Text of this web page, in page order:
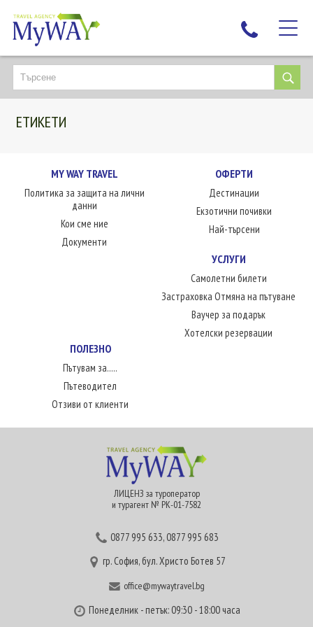
НАЙ-ТЪРСЕНИ
ДЕСТИНАЦИИ
ЕКЗОТИЧНИ ПОЧИВКИ
НОВА ГОДИНА
ПЪТУВАЙТЕ С ДЕЦА
ЛЮБОПИТНО
ЕТИКЕТИ
MY WAY TRAVEL
Политика за защита на лични
данни
Кои сме ние
Документи
ОФЕРТИ
Дестинации
Екзотични почивки
Най-търсени
УСЛУГИ
Самолетни билети
Застраховка Отмяна на пътуване
Ваучер за подарък
Хотелски резервации
ПОЛЕЗНО
Пътувам за.....
Пътеводител
Отзиви от клиенти
ЛИЦЕНЗ за туроператор
и турагент № РК-01-7582
0877 995 633,0877 995 683
гр. София, бул. Христо Ботев 57
office@mywaytravel.bg
Понеделник - петък: 09:30 - 18:00 часа